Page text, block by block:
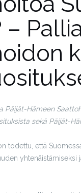
–
Päijät-Hämeen
sekä Päijät-
todettu, että